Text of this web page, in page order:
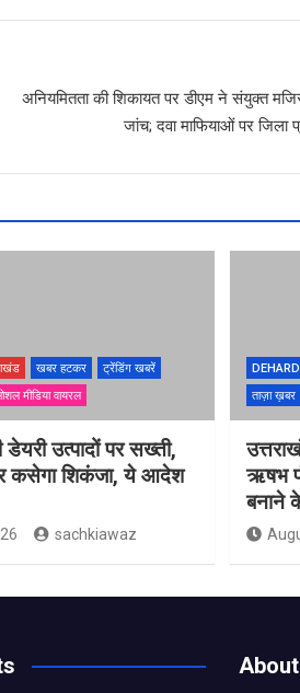
अनियमितता की शिकायत पर डीएम ने संयुक्त
जांच; दवा माफियाओं पर जिला
खबर हटकर
ट्रेंडिंग खबरें
मीडिया वायरल
उत्पादों पर सख्ती,
कसेगा शिकंजा, ये आदेश
sachkiawaz
ताज़ा ख़बर
ऋषभ
बनाने
About